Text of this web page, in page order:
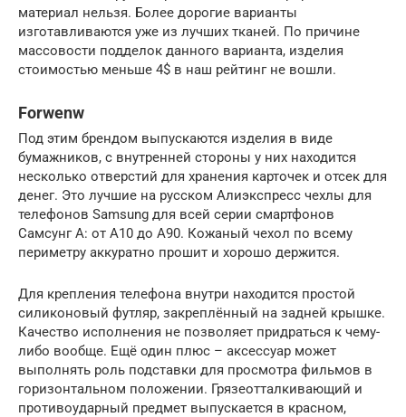
материал нельзя. Более дорогие варианты
изготавливаются уже из лучших тканей. По причине
массовости подделок данного варианта, изделия
стоимостью меньше 4$ в наш рейтинг не вошли.
Forwenw
Под этим брендом выпускаются изделия в виде
бумажников, с внутренней стороны у них находится
несколько отверстий для хранения карточек и отсек для
денег. Это лучшие на русском Алиэкспресс чехлы для
телефонов Samsung для всей серии смартфонов
Самсунг А: от А10 до А90. Кожаный чехол по всему
периметру аккуратно прошит и хорошо держится.
Для крепления телефона внутри находится простой
силиконовый футляр, закреплённый на задней крышке.
Качество исполнения не позволяет придраться к чему-
либо вообще. Ещё один плюс – аксессуар может
выполнять роль подставки для просмотра фильмов в
горизонтальном положении. Грязеотталкивающий и
противоударный предмет выпускается в красном,